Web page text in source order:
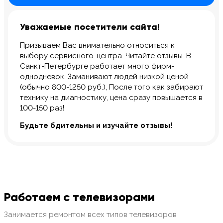
Уважаемые посетители сайта!
Призываем Вас внимательно относиться к
выбору сервисного-центра. Читайте отзывы. В
Санкт-Петербурге работает много фирм-
однодневок. Заманивают людей низкой ценой
(обычно 800-1250 руб.), После того как забирают
технику на диагностику, цена сразу повышается в
100-150 раз!
Будьте бдительны и изучайте отзывы!
Работаем с телевизорами
Занимается ремонтом всех типов телевизоров